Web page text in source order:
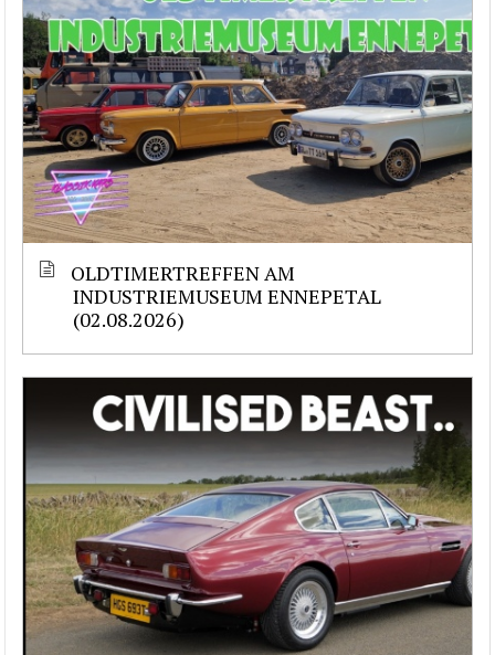
OLDTIMERTREFFEN AM
INDUSTRIEMUSEUM ENNEPETAL
(02.08.2026)